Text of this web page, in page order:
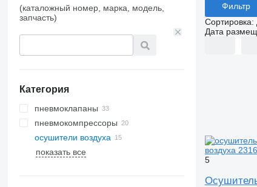
(каталожный номер, марка, модель,
запчасть)
Категория
пневмоклапаны
пневмокомпрессоры
осушители воздуха
показать все
Фильтр
Сортировка:
Дата
воздуха
5